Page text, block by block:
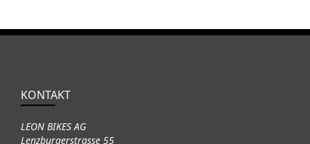
KONTAKT
LEON BIKES AG
Lenzburgerstrasse 55